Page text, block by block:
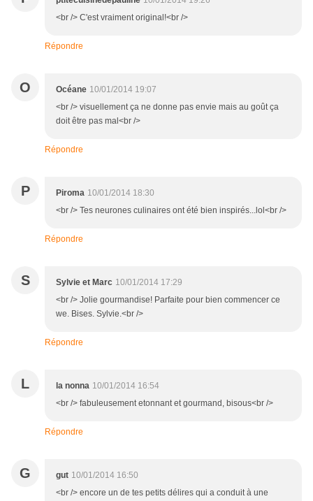
<br /> C'est vraiment original!<br />
Répondre
O Océane 10/01/2014 19:07
<br /> visuellement ça ne donne pas envie mais au goût ça
doit être pas mal<br />
Répondre
P Piroma 10/01/2014 18:30
<br /> Tes neurones culinaires ont été bien inspirés...lol<br />
Répondre
S Sylvie et Marc 10/01/2014 17:29
<br /> Jolie gourmandise! Parfaite pour bien commencer ce
we. Bises. Sylvie.<br />
Répondre
L la nonna 10/01/2014 16:54
<br /> fabuleusement etonnant et gourmand, bisous<br />
Répondre
G gut 10/01/2014 16:50
<br /> encore un de tes petits délires qui a conduit à une